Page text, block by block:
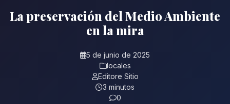
La preservación del Medio Ambiente
en la mira
5 de junio de 2025
locales
Editore Sitio
3 minutos
0